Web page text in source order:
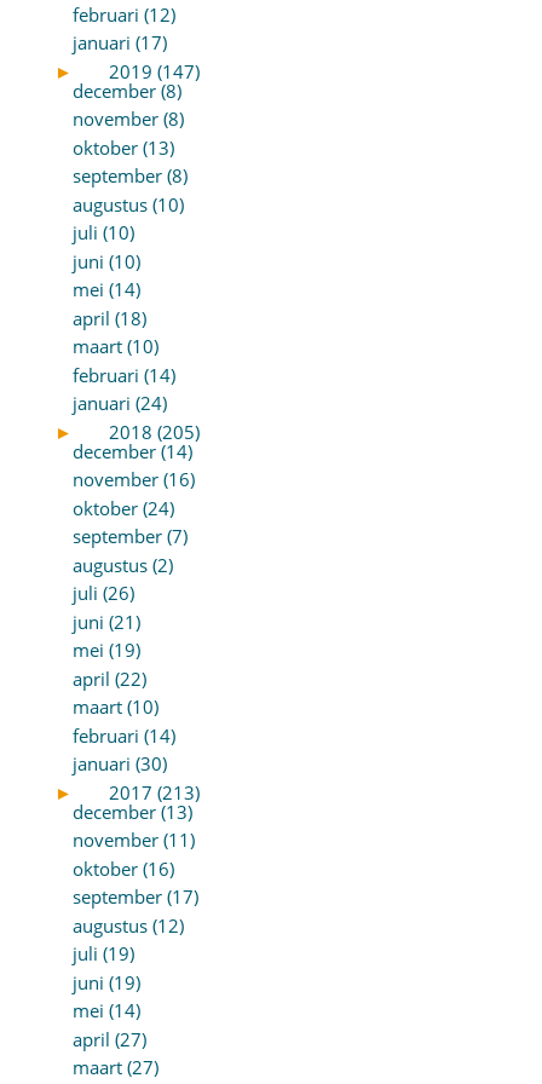
februari (12)
januari (17)
►
2019 (147)
december (8)
november (8)
oktober (13)
september (8)
augustus (10)
juli (10)
juni (10)
mei (14)
april (18)
maart (10)
februari (14)
januari (24)
►
2018 (205)
december (14)
november (16)
oktober (24)
september (7)
augustus (2)
juli (26)
juni (21)
mei (19)
april (22)
maart (10)
februari (14)
januari (30)
►
2017 (213)
december (13)
november (11)
oktober (16)
september (17)
augustus (12)
juli (19)
juni (19)
mei (14)
april (27)
maart (27)